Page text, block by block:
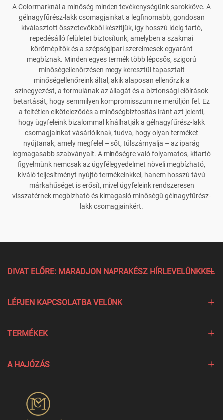
A Colormarknál a minőség minden tevékenységünk sarokköve. A
gélnagyfűrész-lakk csomagjainkat a legfinomabb, gondosan
kiválasztott összetevőkből készítjük, így hosszú ideig tartó,
repedésálló felületet biztosítunk, amelyben a szakmai
körömépítők és a szépségipari szerelmesek egyaránt
megbíznak. Minden egyes termék több lépcsős, szigorú
minőségellenőrzésen megy keresztül tapasztalt
minőségellenőreink által, akik alaposan ellenőrzik a
színegyezést, a formulának az állagát és a biztonsági előírások
betartását, hogy semmilyen kompromisszum ne merüljön fel. Ez
a feltétlen elköteleződés a minőségbiztosítás iránt azt jelenti,
hogy ügyfeleink bizalommal kínálhatják a gélnagyfűrész-lakk
csomagjainkat vásárlóiknak, tudva, hogy olyan terméket
nyújtanak, amely megfelel – sőt, túlszárnyalja – az iparág
legmagasabb szabványait. A minőségre való folyamatos, kitartó
figyelmünk nemcsak az ügyfélegyedelmet növeli megbízható,
kiváló teljesítményt nyújtó termékeinkkel, hanem hosszú távú
márkahűséget is erősít, mivel ügyfeleink rendszeresen
visszatérnek megbízható és kimagasló minőségű gélnagyfűrész-
lakk csomagjainkért.
DIVAT ELŐRE: MARADJON NAPRAKÉSZ HÍRLEVELÜNKKEL
LÉPJEN KAPCSOLATBA VELÜNK
TERMÉKEK
A HAJÓZÁS